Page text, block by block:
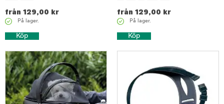
från 129,00 kr
På lager.
Köp
från 129,00 kr
På lager.
Köp